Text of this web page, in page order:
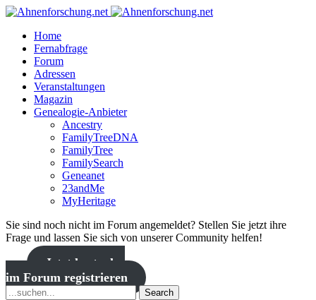
Home
Fernabfrage
Forum
Adressen
Veranstaltungen
Magazin
Genealogie-Anbieter
Ancestry
FamilyTreeDNA
FamilyTree
FamilySearch
Geneanet
23andMe
MyHeritage
Sie sind noch nicht im Forum angemeldet? Stellen Sie jetzt ihre
Frage und lassen Sie sich von unserer Community helfen!
Jetzt kostenlos
im Forum registrieren
Search